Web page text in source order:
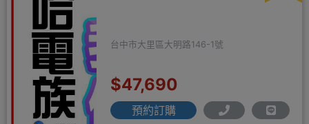
台中市大里區大明路146-1號
$47,690
預約訂購